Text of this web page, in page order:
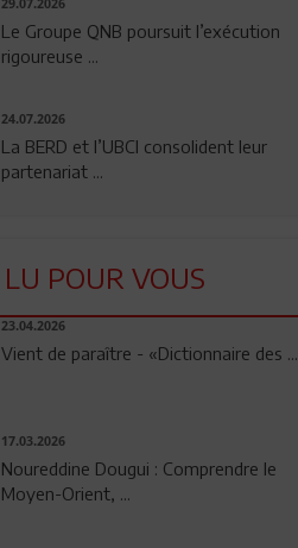
29.07.2026
Le Groupe QNB poursuit l’exécution
rigoureuse ...
24.07.2026
La BERD et l’UBCI consolident leur
partenariat ...
LU POUR VOUS
23.04.2026
Vient de paraître - «Dictionnaire des ...
17.03.2026
Noureddine Dougui : Comprendre le
Moyen-Orient, ...